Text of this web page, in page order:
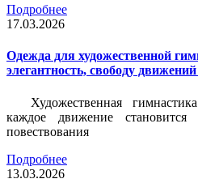
Подробнее
17.03.2026
Одежда для художественной
элегантность, свободу
Художественная
каждое движение становится
повествования
Подробнее
13.03.2026